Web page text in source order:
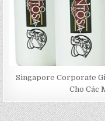
Singapore Corporate
Cho Các